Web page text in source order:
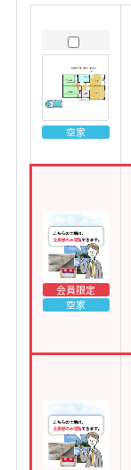
空家
会員限定
空家